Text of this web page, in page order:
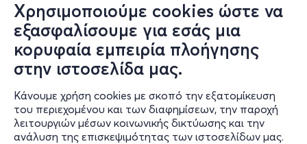
Χρησιμοποιούμε cookies ώστε να
εξασφαλίσουμε για εσάς μια
κορυφαία εμπειρία πλοήγησης
στην ιστοσελίδα μας.
Κάνουμε χρήση cookies με σκοπό την εξατομίκευση
του περιεχομένου και των διαφημίσεων, την παροχή
λειτουργιών μέσων κοινωνικής δικτύωσης και την
ανάλυση της επισκεψιμότητας των ιστοσελίδων μας.
Πληροφορίες
Υποστήριξη
Stay Connected